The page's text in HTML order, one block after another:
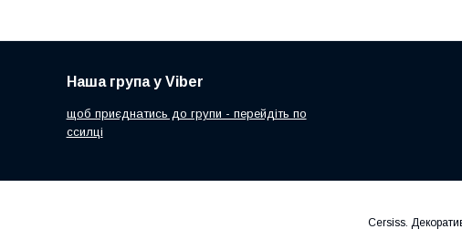
Наша група у Viber
щоб приєднатись до групи - перейдіть по
ссилці